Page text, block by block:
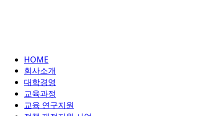
HOME
회사소개
대학경영
교육과정
교육 연구지원